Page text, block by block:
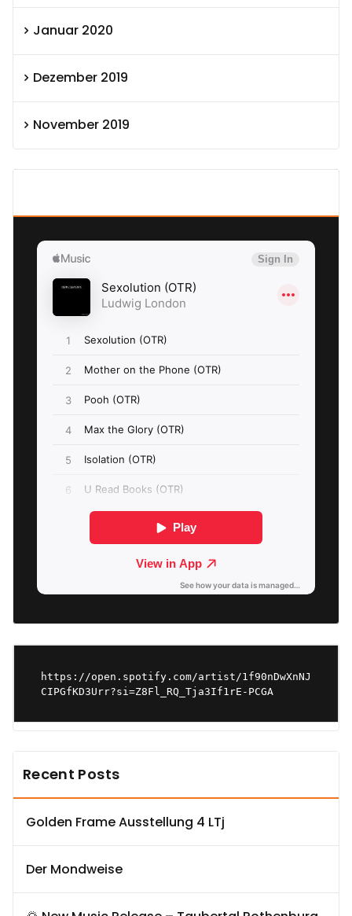
Januar 2020
Dezember 2019
November 2019
https://open.spotify.com/artist/1f90nDwXnNJ
CIPGfKD3Urr?si=Z8Fl_RQ_Tja3If1rE-PCGA
Recent Posts
Golden Frame Ausstellung 4 LTj
Der Mondweise